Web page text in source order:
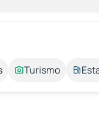
Turismo